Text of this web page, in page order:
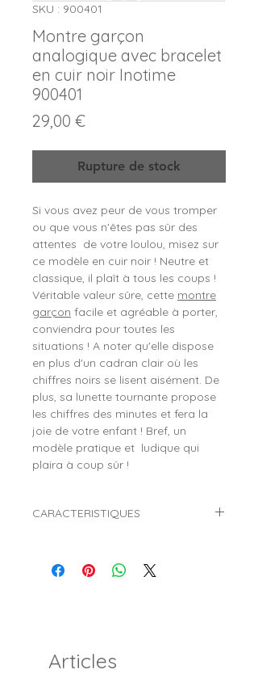
SKU : 900401
Montre garçon
analogique avec bracelet
en cuir noir Inotime
900401
29,00 €Prix
Rupture de stock
Si vous avez peur de vous tromper
ou que vous n'êtes pas sûr des
attentes de votre loulou, misez sur
ce modèle en cuir noir ! Neutre et
classique, il plaît à tous les coups !
Véritable valeur sûre, cette montre
garçon facile et agréable à porter,
conviendra pour toutes les
situations ! A noter qu'elle dispose
en plus d'un cadran clair où les
chiffres noirs se lisent aisément. De
plus, sa lunette tournante propose
les chiffres des minutes et fera la
joie de votre enfant ! Bref, un
modèle pratique et ludique qui
plaira à coup sûr !
CARACTERISTIQUES
900401
Genre :
Garçon
Matière du boitier :
Articles